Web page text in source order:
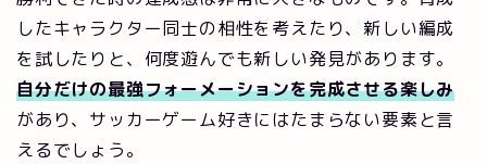
したキャラクター同士の相性を考えたり、新しい編成
を試したりと、何度遊んでも新しい発見があります。
自分だけの最強フォーメーションを完成させる楽しみ
があり、サッカーゲーム好きにはたまらない要素と言
えるでしょう。